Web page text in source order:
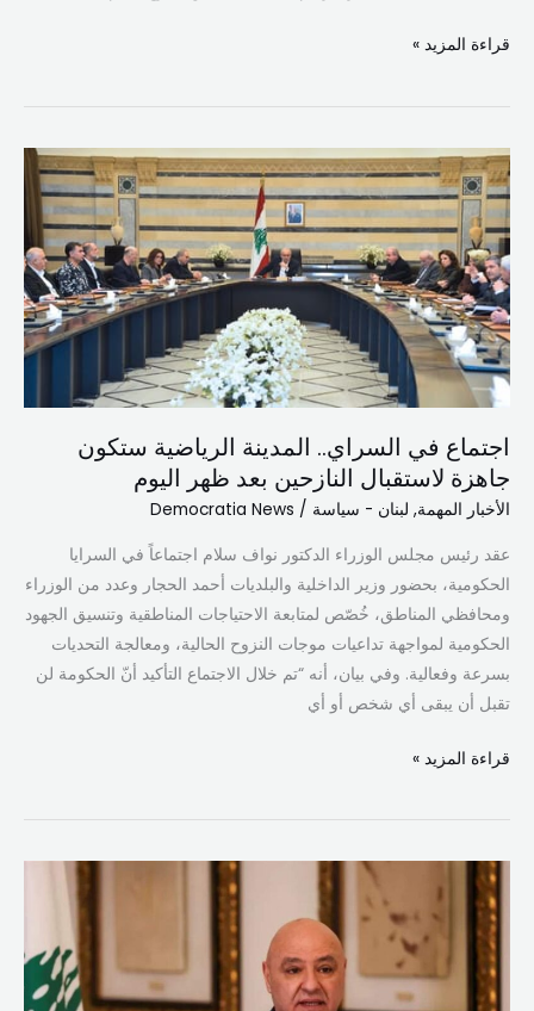
قراءة المزيد »
اجتماع في السراي.. المدينة الرياضية ستكون
جاهزة لاستقبال النازحين بعد ظهر اليوم
الأخبار المهمة, لبنان - سياسة /
Democratia News
عقد رئيس مجلس الوزراء الدكتور نواف سلام اجتماعاً في السرايا
الحكومية، بحضور وزير الداخلية والبلديات أحمد الحجار وعدد من الوزراء
ومحافظي المناطق، خُصّص لمتابعة الاحتياجات المناطقية وتنسيق الجهود
الحكومية لمواجهة تداعيات موجات النزوح الحالية، ومعالجة التحديات
بسرعة وفعالية. وفي بيان، أنه “تم خلال الاجتماع التأكيد أنّ الحكومة لن
تقبل أن يبقى أي شخص أو أي
اجتماع
في
السراي..
المدينة
الرياضية
ستكون
جاهزة
لاستقبال
النازحين
ظهر
اليوم
قراءة المزيد »
اتصال
بين
الرئيس
عون
وقائد